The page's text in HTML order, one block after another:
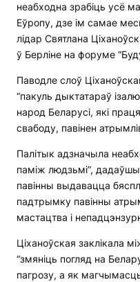
неабходна зрабіць усё
Еўропу, дзе ім самае
лідар Святлана
ў Берліне на форуме
Паводле слоў
“пакуль дыктатараў
народ Беларусі, які
свабоду, павінен
Палітык адзначыла
паміж людзьмі”,
павінны выдавацца
падтрымку павінны
мастацтва і
Ціханоўская заклікала
“змяніць погляд на
пагрозу, а як